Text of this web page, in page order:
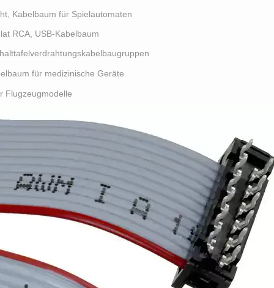
Kabelbaum für Spielautomaten
RCA, USB-Kabelbaum
für medizinische Geräte
Flugzeugmodelle